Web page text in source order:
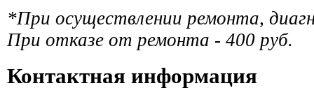
*При осуществлении ремонта,
При отказе от ремонта - 400 руб.
Контактная информация